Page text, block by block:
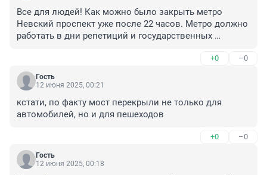
Все для людей! Как можно было закрыть метро
Невский проспект уже после 22 часов. Метро должно
работать в дни репетиций и государственных
+0 –0
Гость
12 июня 2025, 00:21
кстати, по факту мост перекрыли не только для
автомобилей, но и для пешеходов
+0 –0
Гость
12 июня 2025, 00:18